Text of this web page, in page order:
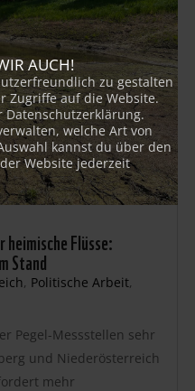
Flüsse:
Stand
, Politische Arbeit,
Pegel-Messstellen sehr
und Niederösterreich
mehr
AUCH!
zu gestalten
Zugriffe auf die Website.
welche Art von
kannst du über den
Website jederzeit